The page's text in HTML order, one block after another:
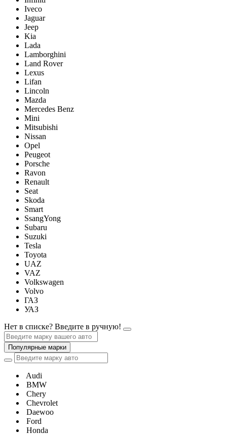
Iveco
Jaguar
Jeep
Kia
Lada
Lamborghini
Land Rover
Lexus
Lifan
Lincoln
Mazda
Mercedes Benz
Mini
Mitsubishi
Nissan
Opel
Peugeot
Porsche
Ravon
Renault
Seat
Skoda
Smart
SsangYong
Subaru
Suzuki
Tesla
Toyota
UAZ
VAZ
Volkswagen
Volvo
ГАЗ
УАЗ
Нет в списке? Введите в ручную!
Популярные марки
Audi
BMW
Chery
Chevrolet
Daewoo
Ford
Honda